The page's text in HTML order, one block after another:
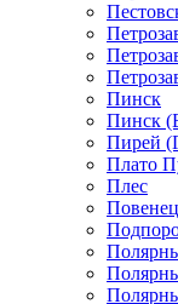
Пинск
Пинск
Пирей
Плато
Плес
Повенец